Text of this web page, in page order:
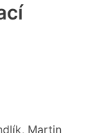
Martin